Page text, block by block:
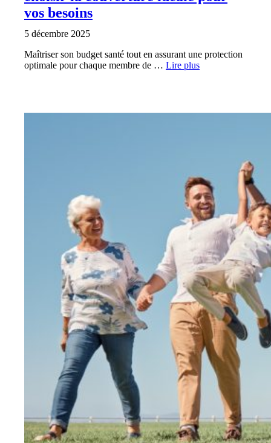
vos besoins
5 décembre 2025
Maîtriser son budget santé tout en assurant une protection
optimale pour chaque membre de … Lire plus